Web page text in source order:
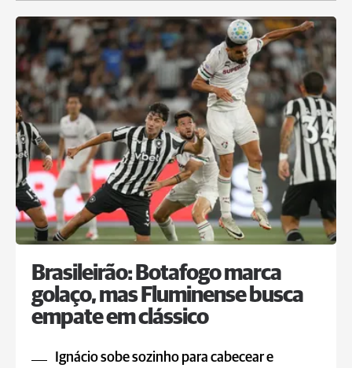
Brasileirão: Botafogo marca
golaço, mas Fluminense busca
empate em clássico
Ignácio sobe sozinho para cabecear e